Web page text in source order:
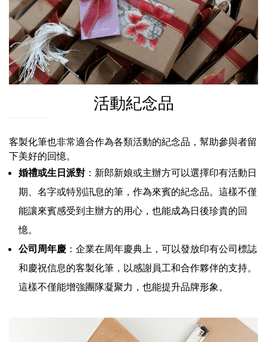
活動紀念品
客製化筆也非常適合作為各類活動的紀念品，幫助參與者留
下美好的回憶。
婚禮或生日派對 ：新郎新娘或主辦方可以選擇印有活動日
期、名字或特別訊息的筆，作為來賓的紀念品。這樣不僅
能讓來賓感受到主辦方的用心，也能成為日後珍貴的回
憶。
公司周年慶 ：企業在周年慶典上，可以發放印有公司標誌
和慶祝信息的客製化筆，以感謝員工和合作夥伴的支持。
這樣不僅能增強團隊凝聚力，也能提升品牌形象。